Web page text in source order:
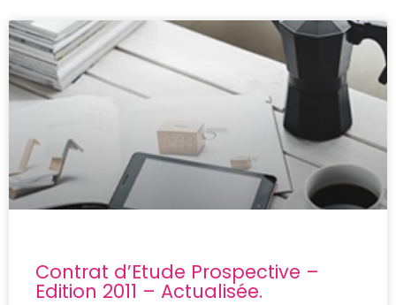
Contrat d’Etude Prospective –
Edition 2011 – Actualisée.